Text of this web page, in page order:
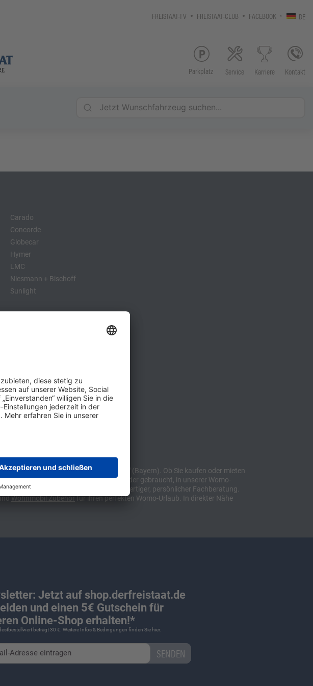
FREISTAAT-TV FREISTAAT-CLUB FACEBOOK DE
Parkplatz Service Karriere Kontakt
Carado
Concorde
Globecar
Hymer
LMC
Niesmann + Bischoff
Sunlight
Münchens, Ausfahrt "Sulzemoos" (Bayern). Ob Sie kaufen oder mieten
Ob Caravan oder Wohnmobil, ob neu oder gebraucht, in unserer Womo-
Wohnwagenverkauf inklusive hochwertiger, persönlicher Fachberatung.
Wohnmobil Zubehörfür ihren perfekten Womo-Urlaub. In direkter Nähe
Jetzt auf shop.derfreistaat.de
und einen 5€ Gutschein für
Online-Shop erhalten!*
beträgt 30 €. Weitere Infos & Bedingungen finden Sie hier.